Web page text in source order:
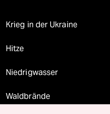
Krieg in der Ukraine
Hitze
Niedrigwasser
Waldbrände